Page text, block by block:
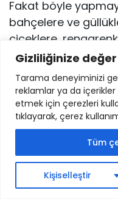
Gizliliğinize
Tarama deneyiminizi
reklamlar ya da
etmek için çerezleri
tıklayarak, çerez
Kişiselleştir
Tüm
Fakat böyle
bahçelere ve
çiçeklere,
akar sulara
fevkalâde
bularak sıkııktı ve
ne kadar çok
ölçüde artar.
iyi anlar ve bilir.
Hakkın zatını da
ediniz ve gök, yer,